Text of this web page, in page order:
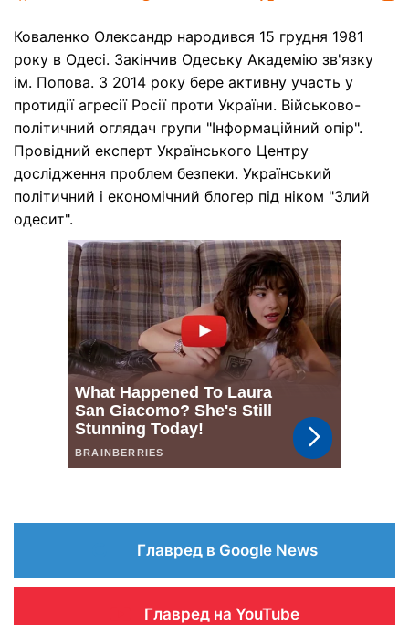
Коваленко Олександр народився 15 грудня 1981
року в Одесі. Закінчив Одеську Академію зв'язку
ім. Попова. З 2014 року бере активну участь у
протидії агресії Росії проти України. Військово-
політичний оглядач групи "Інформаційний опір".
Провідний експерт Українського Центру
дослідження проблем безпеки. Український
політичний і економічний блогер під ніком "Злий
одесит".
Главред в Google News
Главред на YouTube